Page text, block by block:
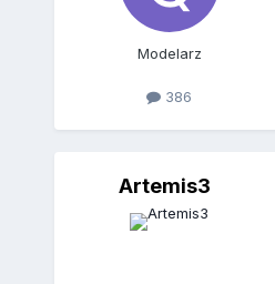
Modelarz
386
Artemis3